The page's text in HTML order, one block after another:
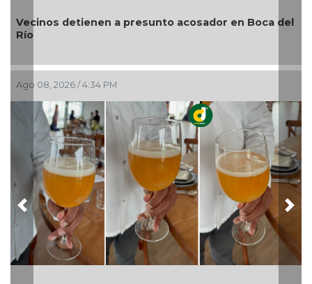
Cerveza: cinco siglos de historia en nuestro país
Ago 08, 2026 / 2:36 PM
Previous